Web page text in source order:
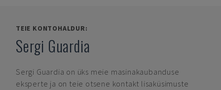
TEIE KONTOHALDUR:
Sergi Guardia
Sergi Guardia on üks meie masinakaubanduse
eksperte ja on teie otsene kontakt lisaküsimuste